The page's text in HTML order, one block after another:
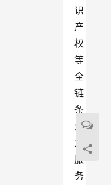
识
产
权
等
全
链
条
企
业
服
务